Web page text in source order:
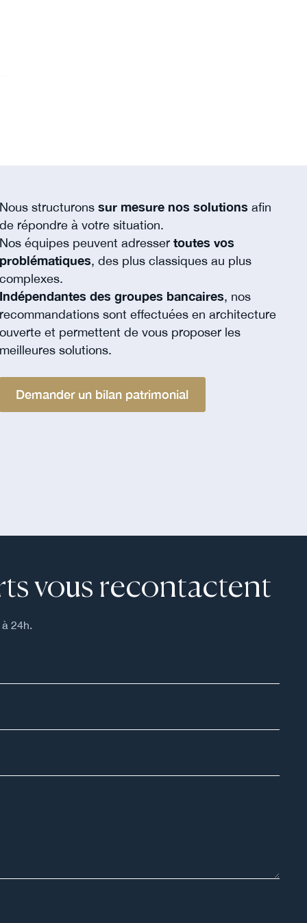
structurons sur mesure nos solutions afin
répondre à votre situation.
équipes peuvent adresser toutes vos
, des plus classiques au plus
des groupes bancaires, nos
sont effectuées en architecture
et permettent de vous proposer les
solutions.
Demander un bilan patrimonial
vous recontactent
24h.